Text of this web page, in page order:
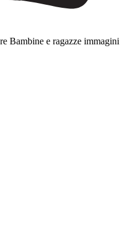
Bambine e ragazze immagini